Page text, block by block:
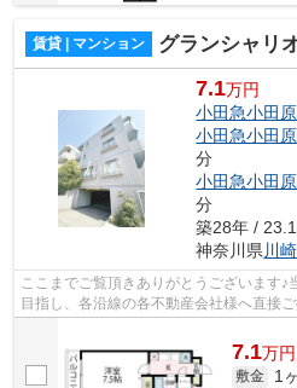
賃貸 | マンション グランシャリ
7.1万円
小田急小田
小田急小田
分
小田急小田
分
築28年 /
神奈川県 川
ここまでご覧頂きありがとうございます
目指し、各沿線の各不動産会社様へ直接
様へ提供しております！最新の情報は...
7.1万円
敷金 1